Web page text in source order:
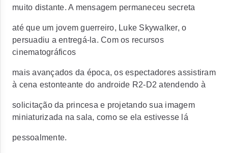
muito distante. A mensagem permaneceu secreta
até que um jovem guerreiro, Luke Skywalker, o
persuadiu a entregá-la. Com os recursos
cinematográficos
mais avançados da época, os espectadores assistiram
à cena estonteante do androide R2-D2 atendendo à
solicitação da princesa e projetando sua imagem
miniaturizada na sala, como se ela estivesse lá
pessoalmente.